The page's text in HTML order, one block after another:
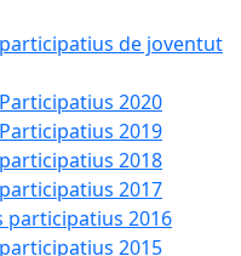
de joventut
2020
2019
2018
2017
participatius 2016
2015